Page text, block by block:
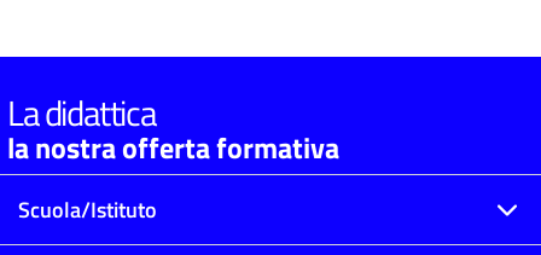
La didattica
la nostra offerta formativa
Scuola/Istituto